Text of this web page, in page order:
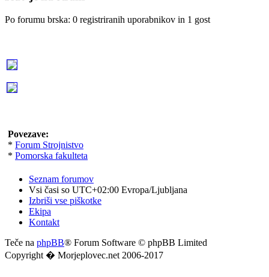
Po forumu brska: 0 registriranih uporabnikov in 1 gost
Povezave:
* Forum Strojnistvo
* Pomorska fakulteta
Seznam forumov
Vsi časi so UTC+02:00 Evropa/Ljubljana
Izbriši vse piškotke
Ekipa
Kontakt
Teče na phpBB® Forum Software © phpBB Limited
Copyright � Morjeplovec.net 2006-2017